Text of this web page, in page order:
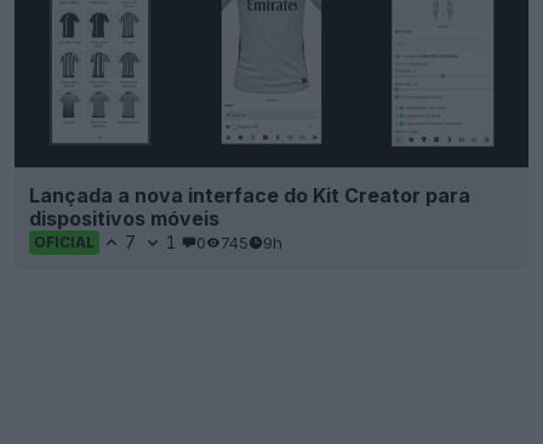
Lançada a nova interface do Kit Creator para
dispositivos móveis
OFICIAL 7 1 0 745 9h